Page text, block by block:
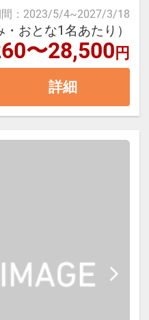
光 ┏┏┏
約3分）
季節の味覚と温泉
いて】
ラル・コーシャ
天風呂】
本の源泉を使用し
れた静かな環境の
らではのゆったり
お過ごしくださ
丁寧に仕上げる季
楽しみくださ
： 2023/5/4~2027/3/18
おとな1名あたり）
〜28,500円
詳細